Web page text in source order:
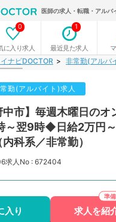
医師の求人・転職・アルバ
に入り求人
0
最近見た求人
1
ナビDOCTOR 非常勤(アルバ
勤(アルバイト)求人
中市】毎週木曜日の
翌9時◆日給2万円
科系／非常勤）
求人No : 672404
入り 求人を紹